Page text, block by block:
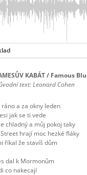
KABÁT / Famous
text: Leonard Cohen
ráno a za okny leden
jak se ti vede
chladný a můj pokoj taky
hrají moc hezké fláky
říkal že stavíš dům
dal k Mormonům
co nakecají